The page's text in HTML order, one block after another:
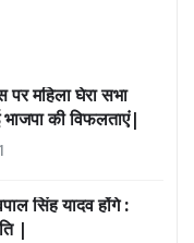
पर महिला घेरा सभा
की विफलताएं|
सिंह यादव होंगे :
|